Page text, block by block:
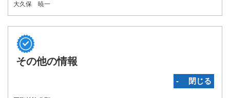
大久保 暁一
その他の情報
‐ 閉じる